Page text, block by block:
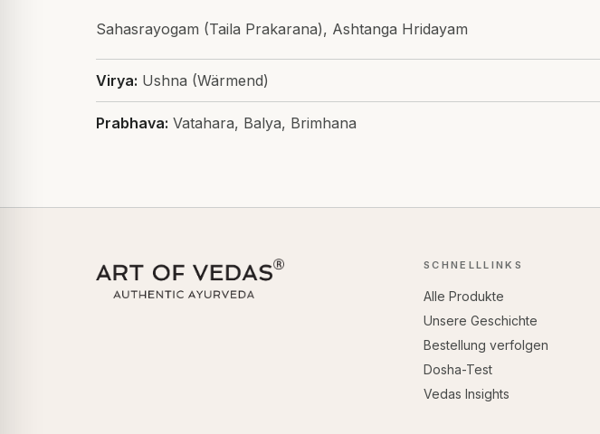
Sahasrayogam (Taila Prakarana), Ashtanga Hridayam
Virya: Ushna (Wärmend)
Prabhava: Vatahara, Balya, Brimhana
SCHNELLLINKS
Alle Produkte
Unsere Geschichte
Bestellung verfolgen
Dosha-Test
Vedas Insights